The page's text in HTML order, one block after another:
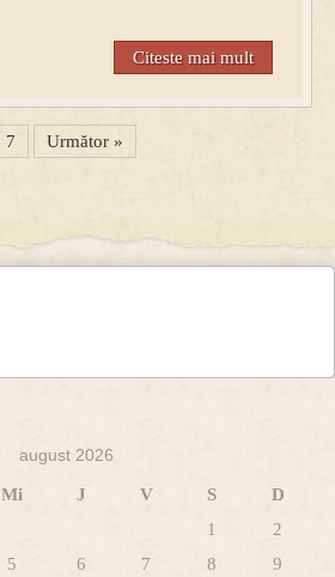
Citeste mai mult
7 Următor »
august 2026
Mi J V S
D
1
2
5 6 7 8
9